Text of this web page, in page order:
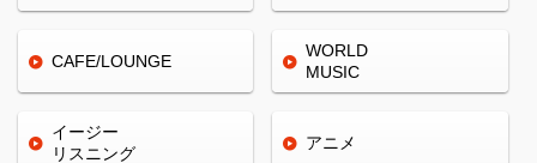
CAFE/LOUNGE
WORLD
MUSIC
イージー
リスニング
アニメ